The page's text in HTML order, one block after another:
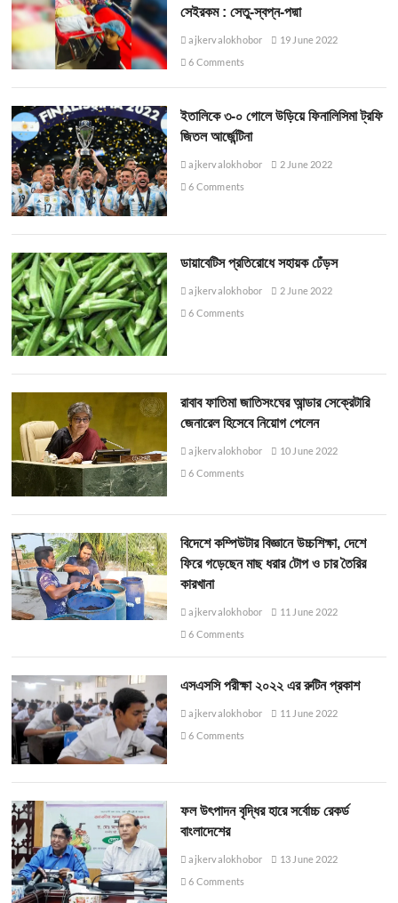
সেইরকম : সেতু-স্বপ্ন-পদ্মা
ajkervalokhobor
19 June 2022
6 Comments
ইতালিকে ৩-০ গোলে উড়িয়ে ফিনালিসিমা ট্রফি
জিতল আর্জেন্টিনা
ajkervalokhobor
2 June 2022
6 Comments
ডায়াবেটিস প্রতিরোধে সহায়ক ঢেঁড়স
ajkervalokhobor
2 June 2022
6 Comments
রাবাব ফাতিমা জাতিসংঘের আন্ডার সেক্রেটারি
জেনারেল হিসেবে নিয়োগ পেলেন
ajkervalokhobor
10 June 2022
6 Comments
বিদেশে কম্পিউটার বিজ্ঞানে উচ্চশিক্ষা, দেশে
ফিরে গড়েছেন মাছ ধরার টোপ ও চার তৈরির
কারখানা
ajkervalokhobor
11 June 2022
6 Comments
এসএসসি পরীক্ষা ২০২২ এর রুটিন প্রকাশ
ajkervalokhobor
11 June 2022
6 Comments
ফল উৎপাদন বৃদ্ধির হারে সর্বোচ্চ রেকর্ড
বাংলাদেশের
ajkervalokhobor
13 June 2022
6 Comments